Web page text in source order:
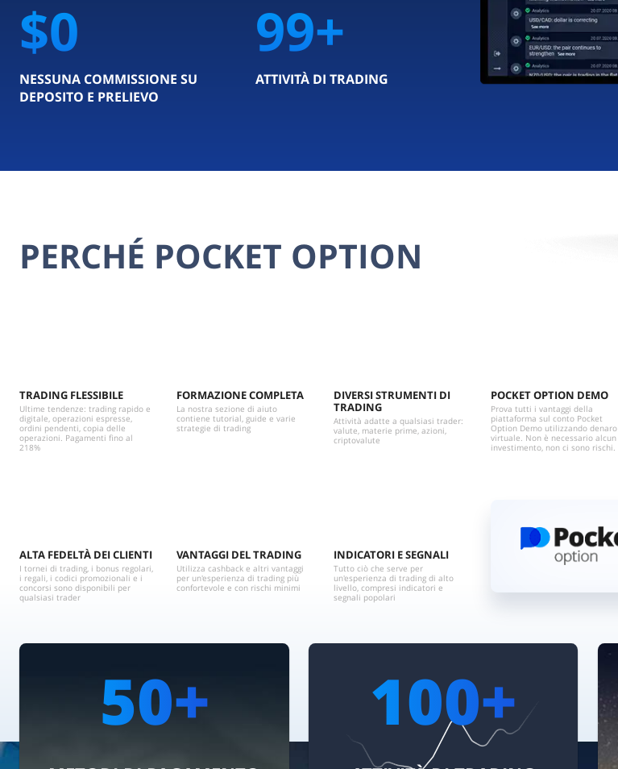
$0
NESSUNA COMMISSIONE SU
DEPOSITO E PRELIEVO
100
ATTIVITÀ DI TRADING
PERCHÉ POCKET OPTION
TRADING FLESSIBILE
Ultime tendenze: trading rapido e
digitale, operazioni espresse,
ordini pendenti, copia delle
operazioni. Pagamenti fino al
218%
FORMAZIONE COMPLETA
La nostra sezione di aiuto
contiene tutorial, guide e varie
strategie di trading
DIVERSI STRUMENTI DI
TRADING
Attività adatte a qualsiasi trader:
valute, materie prime, azioni,
criptovalute
POCKET OPTION DEMO
Prova tutti i vantaggi della
piattaforma sul conto Pocket
Option Demo utilizzando denaro
virtuale. Non è necessario alcun
investimento, non ci sono rischi.
ALTA FEDELTÀ DEI CLIENTI
I tornei di trading, i bonus regolari,
i regali, i codici promozionali e i
concorsi sono disponibili per
qualsiasi trader
VANTAGGI DEL TRADING
Utilizza cashback e altri vantaggi
per un'esperienza di trading più
confortevole e con rischi minimi
INDICATORI E SEGNALI
Tutto ciò che serve per
un'esperienza di trading di alto
livello, compresi indicatori e
segnali popolari
100+